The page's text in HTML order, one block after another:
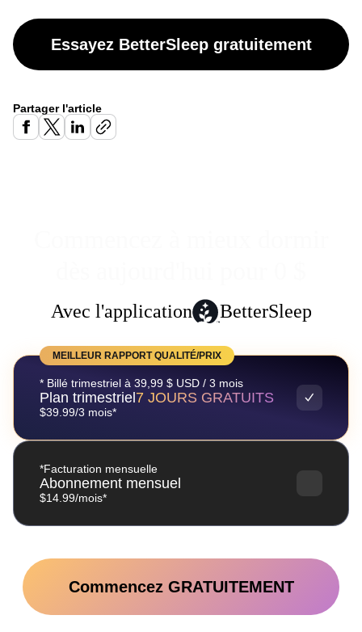
Essayez BetterSleep gratuitement
Partager l'article
Avec l'application BetterSleep
MEILLEUR RAPPORT QUALITÉ/PRIX
* Billé trimestriel à 39,99 $ USD / 3 mois
Plan trimestriel7 JOURS GRATUITS
$39.99/3 mois*
*Facturation mensuelle
Abonnement mensuel
$14.99/mois*
Commencez GRATUITEMENT